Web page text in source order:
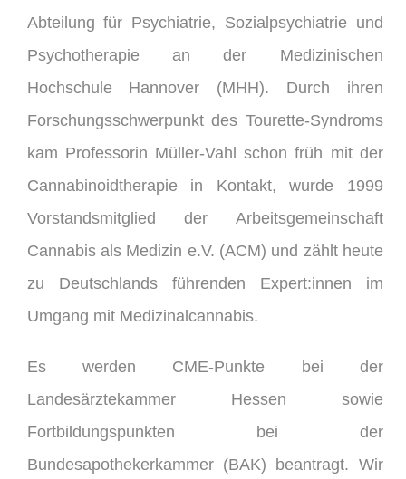
Abteilung für Psychiatrie, Sozialpsychiatrie und
Psychotherapie an der Medizinischen
Hochschule Hannover (MHH). Durch ihren
Forschungsschwerpunkt des Tourette-Syndroms
kam Professorin Müller-Vahl schon früh mit der
Cannabinoidtherapie in Kontakt, wurde 1999
Vorstandsmitglied der Arbeitsgemeinschaft
Cannabis als Medizin e.V. (ACM) und zählt heute
zu Deutschlands führenden Expert:innen im
Umgang mit Medizinalcannabis.
Es werden CME-Punkte bei der
Landesärztekammer Hessen sowie
Fortbildungspunkten bei der
Bundesapothekerkammer (BAK) beantragt. Wir